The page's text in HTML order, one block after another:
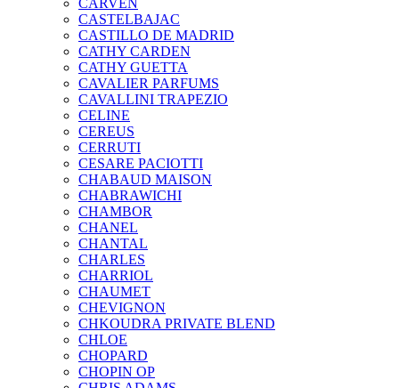
CARVEN
CASTELBAJAC
CASTILLO DE MADRID
CATHY CARDEN
CATHY GUETTA
CAVALIER PARFUMS
CAVALLINI TRAPEZIO
CELINE
CEREUS
CERRUTI
CESARE PACIOTTI
CHABAUD MAISON
CHABRAWICHI
CHAMBOR
CHANEL
CHANTAL
CHARLES
CHARRIOL
CHAUMET
CHEVIGNON
CHKOUDRA PRIVATE BLEND
CHLOE
CHOPARD
CHOPIN OP